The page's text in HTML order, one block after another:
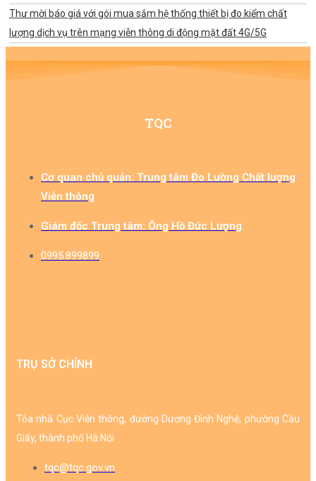
Thư mời báo giá với gói mua sắm hệ thống thiết bị đo kiểm chất
lượng dịch vụ trên mạng viễn thông di động mặt đất 4G/5G
TQC
Cơ quan chủ quản: Trung tâm Đo Lường Chất lượng
Viễn thông​
Giám đốc Trung tâm: Ông Hồ Đức Lượng​
0995.899899
TRỤ SỞ CHÍNH
Tòa nhà Cục Viễn thông, đường Dương Đình Nghệ, phường Cầu
Giấy, thành phố Hà Nội
tqc@tqc.gov.vn